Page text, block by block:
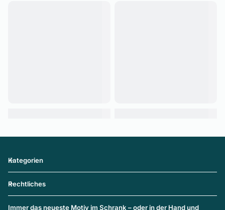
Kategorien
Rechtliches
Immer das neueste Motiv im Schrank – oder in der Hand und